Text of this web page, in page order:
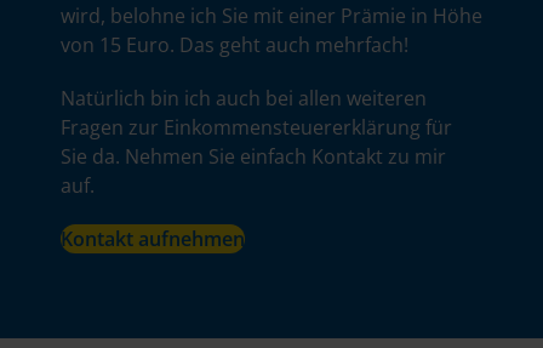
wird, belohne ich Sie mit einer Prämie in Höhe
von 15 Euro. Das geht auch mehrfach!
Natürlich bin ich auch bei allen weiteren
Fragen zur Einkommensteuererklärung für
Sie da. Nehmen Sie einfach Kontakt zu mir
auf.
Kontakt aufnehmen